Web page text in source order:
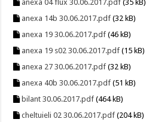
anexa 04 flux 30.06.2017.pdf (35 kB)
anexa 14b 30.06.2017.pdf (32 kB)
anexa 19 30.06.2017.pdf (46 kB)
anexa 19 s02 30.06.2017.pdf (15 kB)
anexa 27 30.06.2017.pdf (32 kB)
anexa 40b 30.06.2017.pdf (51 kB)
bilant 30.06.2017.pdf (464 kB)
cheltuieli 02 30.06.2017.pdf (204 kB)